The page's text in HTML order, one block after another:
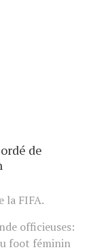
de
la FIFA.
officieuses:
foot féminin